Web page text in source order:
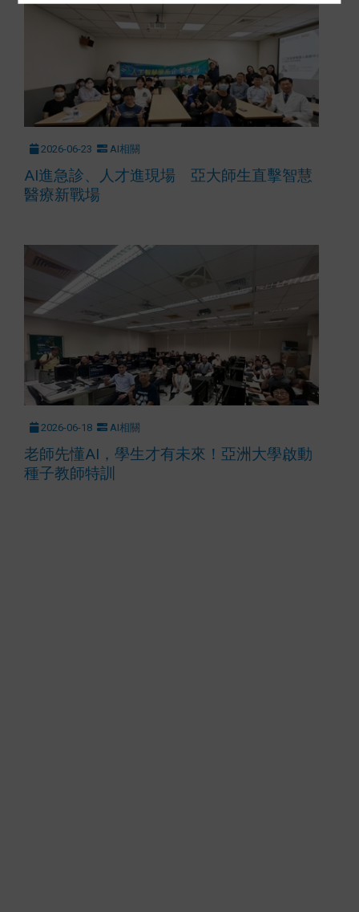
2026-06-23 AI相關
AI進急診、人才進現場 亞大師生直擊智慧
醫療新戰場
2026-06-18 AI相關
老師先懂AI，學生才有未來！亞洲大學啟動
種子教師特訓